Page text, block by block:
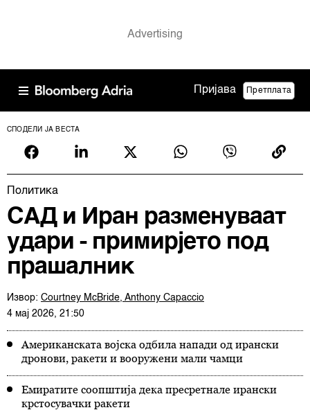
Пријава Претплата
СПОДЕЛИ ЈА ВЕСТА
Политика
САД и Иран разменуваат
удари - примирјето под
прашалник
Извор: Courtney McBride, Anthony Capaccio
4 мај 2026, 21:50
Американската војска одбила напади од ирански
дронови, ракети и вооружени мали чамци
Емиратите соопштија дека пресретнале ирански
крстосувачки ракети